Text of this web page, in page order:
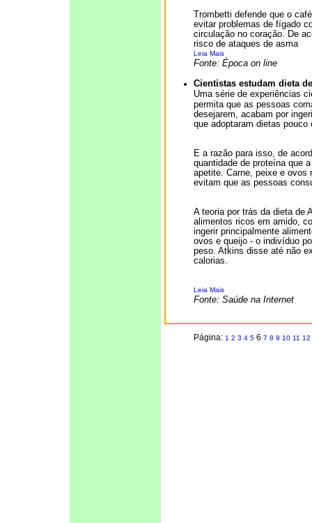
Trombetti defende que o
evitar problemas de fígado
circulação no coração. De
risco de ataques de asma
Leia Mais
Fonte: Época on line
Cientistas estudam dieta
Uma série de experiências
permita que as pessoas
desejarem, acabam por
que adoptaram dietas pouco
E a razão para isso, de
quantidade de proteína que
apetite. Carne, peixe e ovos
evitam que as pessoas
A teoria por trás da dieta de
alimentos ricos em amido,
ingerir principalmente
ovos e queijo - o indivíduo
peso. Atkins disse até não
calorias.
Leia Mais
Fonte: Saúde na Internet
Página: 1 2 3 4 5 6 7 8 9 10 11 12